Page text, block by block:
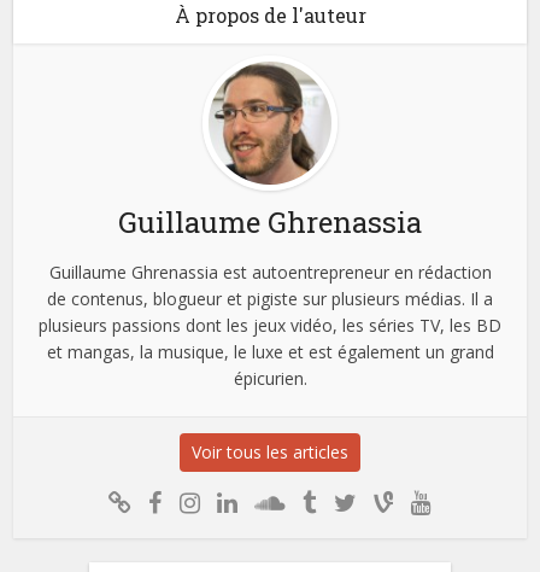
À propos de l'auteur
Guillaume Ghrenassia
Guillaume Ghrenassia est autoentrepreneur en rédaction
de contenus, blogueur et pigiste sur plusieurs médias. Il a
plusieurs passions dont les jeux vidéo, les séries TV, les BD
et mangas, la musique, le luxe et est également un grand
épicurien.
Voir tous les articles